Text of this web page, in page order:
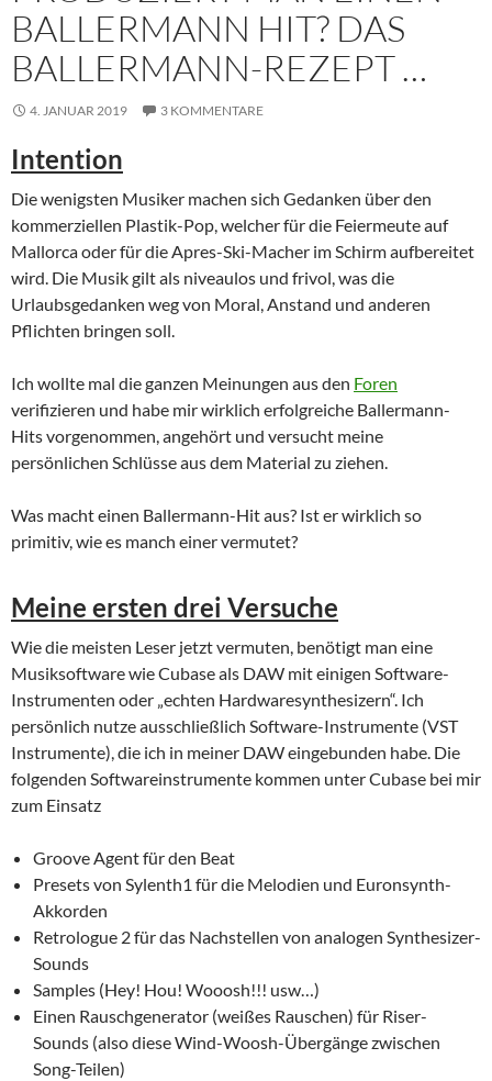
BALLERMANN HIT? DAS
BALLERMANN-REZEPT …
4. JANUAR 2019 3 KOMMENTARE
Intention
Die wenigsten Musiker machen sich Gedanken über den
kommerziellen Plastik-Pop, welcher für die Feiermeute auf
Mallorca oder für die Apres-Ski-Macher im Schirm aufbereitet
wird. Die Musik gilt als niveaulos und frivol, was die
Urlaubsgedanken weg von Moral, Anstand und anderen
Pflichten bringen soll.
Ich wollte mal die ganzen Meinungen aus den Foren
verifizieren und habe mir wirklich erfolgreiche Ballermann-
Hits vorgenommen, angehört und versucht meine
persönlichen Schlüsse aus dem Material zu ziehen.
Was macht einen Ballermann-Hit aus? Ist er wirklich so
primitiv, wie es manch einer vermutet?
Meine ersten drei Versuche
Wie die meisten Leser jetzt vermuten, benötigt man eine
Musiksoftware wie Cubase als DAW mit einigen Software-
Instrumenten oder „echten Hardwaresynthesizern“. Ich
persönlich nutze ausschließlich Software-Instrumente (VST
Instrumente), die ich in meiner DAW eingebunden habe. Die
folgenden Softwareinstrumente kommen unter Cubase bei mir
zum Einsatz
Groove Agent für den Beat
Presets von Sylenth1 für die Melodien und Euronsynth-
Akkorden
Retrologue 2 für das Nachstellen von analogen Synthesizer-
Sounds
Samples (Hey! Hou! Wooosh!!! usw…)
Einen Rauschgenerator (weißes Rauschen) für Riser-
Sounds (also diese Wind-Woosh-Übergänge zwischen
Song-Teilen)